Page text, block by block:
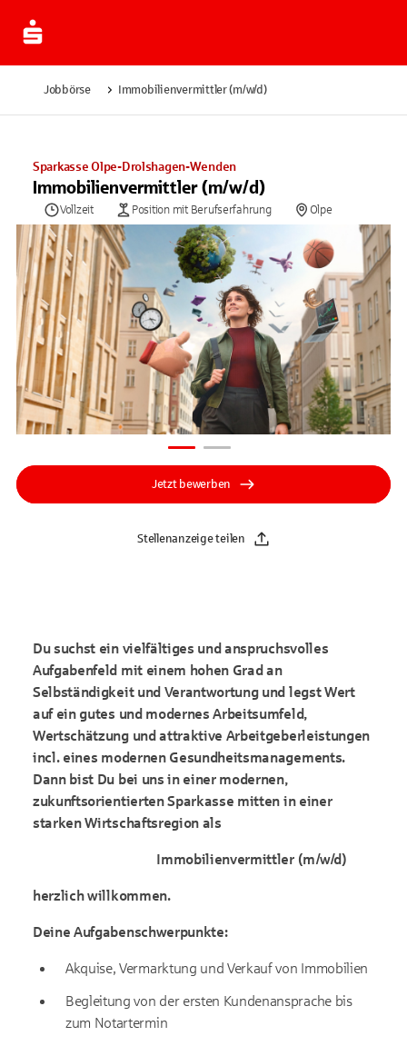
Jobbörse Immobilienvermittler (m/w/d)
Sparkasse Olpe-Drolshagen-Wenden
Immobilienvermittler (m/w/d)
Vollzeit Position mit Berufserfahrung Olpe
Jetzt bewerben
Stellenanzeige teilen
Du suchst ein vielfältiges und anspruchsvolles
Aufgabenfeld mit einem hohen Grad an
Selbständigkeit und Verantwortung und legst Wert
auf ein gutes und modernes Arbeitsumfeld,
Wertschätzung und attraktive Arbeitgeberleistungen
incl. eines modernen Gesundheitsmanagements.
Dann bist Du bei uns in einer modernen,
zukunftsorientierten Sparkasse mitten in einer
starken Wirtschaftsregion als
Immobilienvermittler (m/w/d)
herzlich willkommen.
Deine Aufgabenschwerpunkte:
Akquise, Vermarktung und Verkauf von Immobilien
Begleitung von der ersten Kundenansprache bis
zum Notartermin